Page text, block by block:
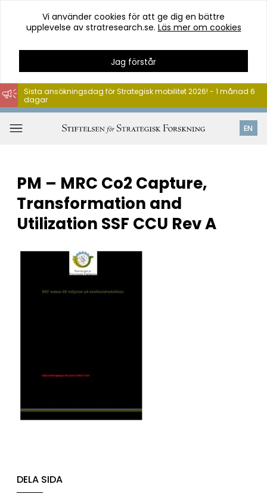
Hoppa
till
innehåll
Vi använder cookies för att ge dig en bättre
upplevelse av stratresearch.se. Läs mer om cookies
Jag förstår
EN
Sista ansökningsdag för Strategisk mobilitet 2026! - 1 månad 6
dagar
PM – MRC Co2 Capture,
Transformation and
Utilization SSF CCU Rev A
DELA SIDA